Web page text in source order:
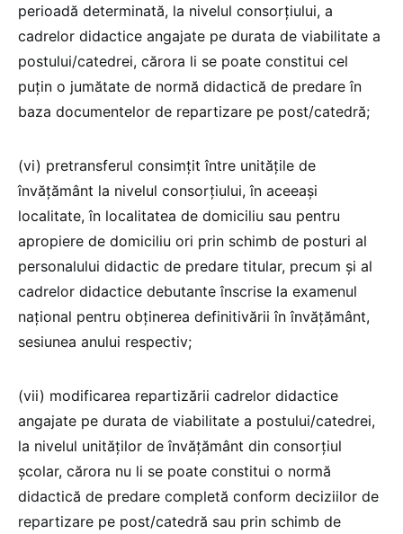
perioadă determinată, la nivelul consorţiului, a
cadrelor didactice angajate pe durata de viabilitate a
postului/catedrei, cărora li se poate constitui cel
puţin o jumătate de normă didactică de predare în
baza documentelor de repartizare pe post/catedră;
(vi) pretransferul consimţit între unităţile de
învățământ la nivelul consorţiului, în aceeaşi
localitate, în localitatea de domiciliu sau pentru
apropiere de domiciliu ori prin schimb de posturi al
personalului didactic de predare titular, precum și al
cadrelor didactice debutante înscrise la examenul
național pentru obținerea definitivării în învățământ,
sesiunea anului respectiv;
(vii) modificarea repartizării cadrelor didactice
angajate pe durata de viabilitate a postului/catedrei,
la nivelul unităților de învățământ din consorțiul
școlar, cărora nu li se poate constitui o normă
didactică de predare completă conform deciziilor de
repartizare pe post/catedră sau prin schimb de